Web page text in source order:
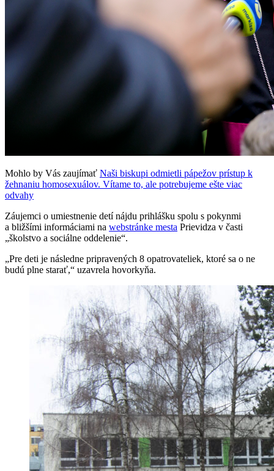
Mohlo by Vás zaujímať Naši biskupi odmietli pápežov prístup k
žehnaniu homosexuálov. Vítame to, ale potrebujeme ešte viac
odvahy
Záujemci o umiestnenie detí nájdu prihlášku spolu s pokynmi
a bližšími informáciami na webstránke mesta Prievidza v časti
„školstvo a sociálne oddelenie“.
„Pre deti je následne pripravených 8 opatrovateliek, ktoré sa o ne
budú plne starať,“ uzavrela hovorkyňa.